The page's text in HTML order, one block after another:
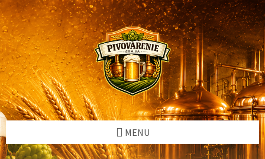
Skip
to
content
Skip
to
left
sidebar
Skip
to
right
sidebar
Skip
to
footer
MENU